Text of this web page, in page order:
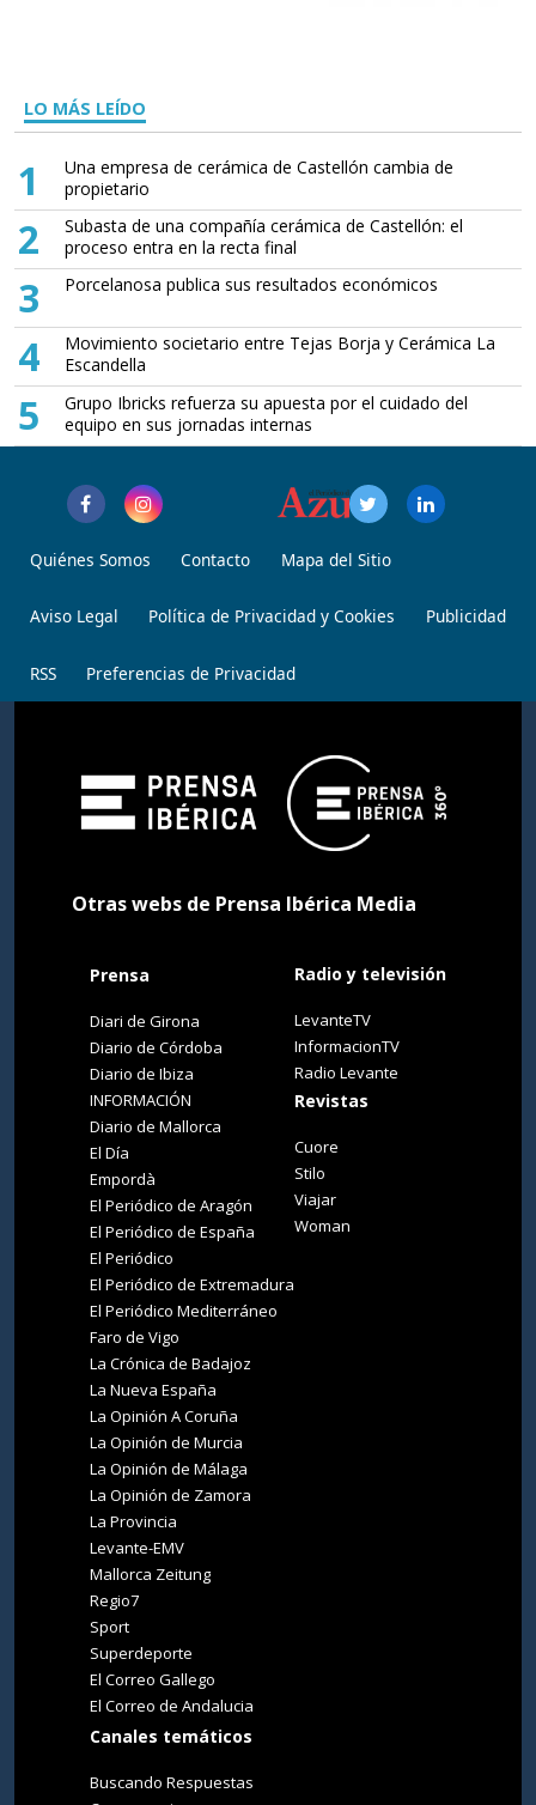
LO MÁS LEÍDO
1
Una empresa de cerámica de Castellón cambia de
propietario
2
Subasta de una compañía cerámica de Castellón: el
proceso entra en la recta final
3 Porcelanosa publica sus resultados económicos
4
Movimiento societario entre Tejas Borja y Cerámica La
Escandella
5
Grupo Ibricks refuerza su apuesta por el cuidado del
equipo en sus jornadas internas
Quiénes Somos Contacto Mapa del Sitio
Aviso Legal Política de Privacidad y Cookies Publicidad
RSS Preferencias de Privacidad
Otras webs de Prensa Ibérica Media
Prensa
Diari de Girona
Diario de Córdoba
Diario de Ibiza
INFORMACIÓN
Diario de Mallorca
El Día
Empordà
El Periódico de Aragón
El Periódico de España
El Periódico
El Periódico de Extremadura
El Periódico Mediterráneo
Faro de Vigo
La Crónica de Badajoz
La Nueva España
La Opinión A Coruña
La Opinión de Murcia
La Opinión de Málaga
La Opinión de Zamora
La Provincia
Levante-EMV
Mallorca Zeitung
Regio7
Sport
Superdeporte
El Correo Gallego
El Correo de Andalucia
Canales temáticos
Buscando Respuestas
Radio y televisión
LevanteTV
InformacionTV
Radio Levante
Revistas
Cuore
Stilo
Viajar
Woman